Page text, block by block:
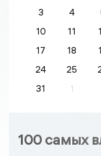
3
4
10
11
17
18
24
25
31
1
100 самых